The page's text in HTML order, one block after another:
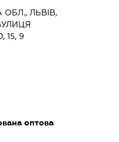
ОБЛ., ЛЬВІВ,
15, 9
оптова